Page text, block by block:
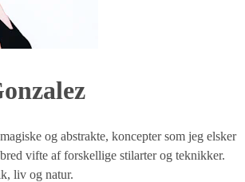
og abstrakte, koncepter som jeg elsker
vifte af forskellige stilarter og teknikker.
liv og natur.